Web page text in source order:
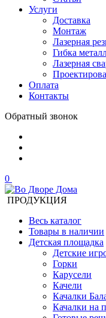
Услуги
Доставка
Монтаж
Лазерная
Гибка
Лазерная
Оплата
Контакты
Обратный звонок
0
ПРОДУКЦИЯ
Весь каталог
Товары в наличии
Детская площадка
Детские
Горки
Карусели
Качели
Качалки
Качалки на